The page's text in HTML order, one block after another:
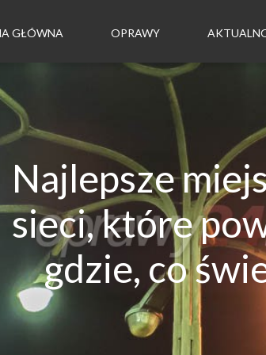
GŁÓWNA OPRAWY
Najlepsze
sieci, które
gdzie, co